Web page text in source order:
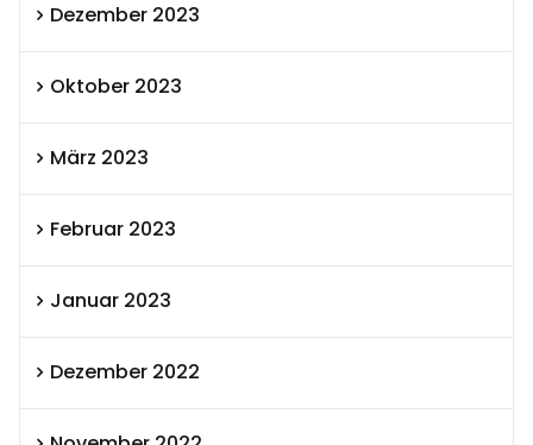
Dezember 2023
Oktober 2023
März 2023
Februar 2023
Januar 2023
Dezember 2022